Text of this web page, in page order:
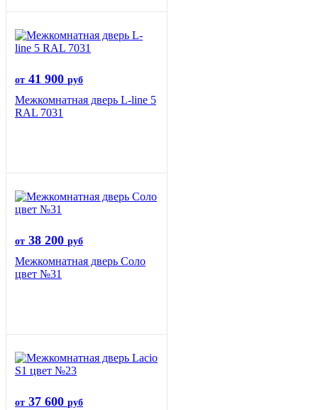
от 41 900 руб
Межкомнатная дверь L-line 5
RAL 7031
от 38 200 руб
Межкомнатная дверь Соло
цвет №31
от 37 600 руб